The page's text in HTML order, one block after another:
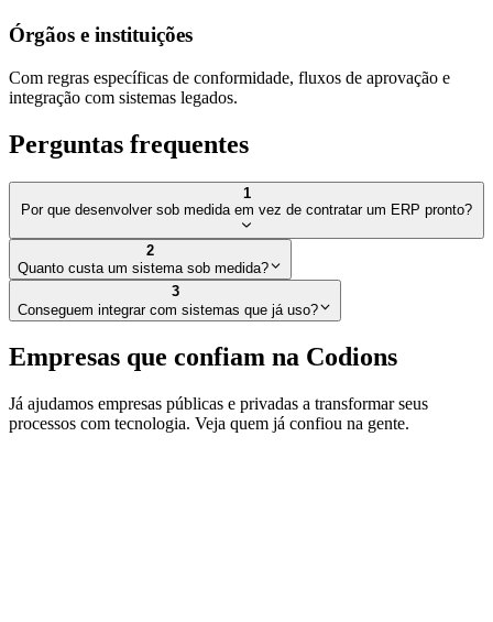
Órgãos e instituições
Com regras específicas de conformidade, fluxos de aprovação e
integração com sistemas legados.
Perguntas frequentes
1
Por que desenvolver sob medida em vez de contratar um ERP pronto?
2
Quanto custa um sistema sob medida?
3
Conseguem integrar com sistemas que já uso?
Empresas que confiam na Codions
Já ajudamos empresas públicas e privadas a transformar seus
processos com tecnologia. Veja quem já confiou na gente.